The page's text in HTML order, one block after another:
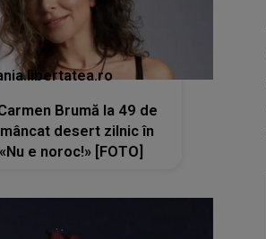
Brumă la 49 de
desert zilnic în
e noroc!» [FOTO]